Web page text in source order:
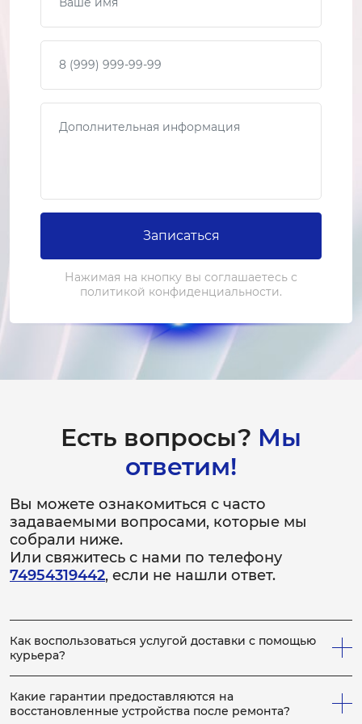
Ремонт датчиков
Замена системы сканирования
от 5 000 ₽
Ремонт системы сканирования
2-3 часа
Замена роликов подачи бумаги
от 2 500 ₽
Ремонт роликов подачи бумаги
от 1 500 ₽
Замена лотка подачи бумаги
2-3 часа
Ремонт лотка подачи бумаги
1-2 часа
от 1 500 ₽
Замена блока питания
Ваш телефон
Сообщение
Записаться
Нажимая на кнопку вы соглашаетесь с
политикой конфиденциальности.
Есть вопросы? Мы
ответим!
Вы можете ознакомиться с часто
задаваемыми вопросами, которые мы
собрали ниже.
Или свяжитесь с нами по телефону
74954319442, если не нашли ответ.
Как воспользоваться услугой доставки с помощью
курьера?
Всё просто! Если у вас не получается привезти
неисправное устройство в сервис, вы можете заказать
нашего курьера, который заберет устройство на
Какие гарантии предоставляются на
восстановленные устройства после ремонта?